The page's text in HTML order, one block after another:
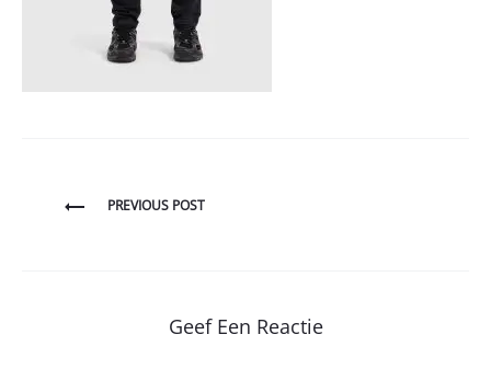
BerichtPREVIOUS POST
Geef Een Reactie